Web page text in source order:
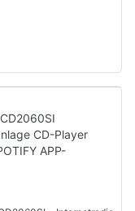
CD-Player
APP-